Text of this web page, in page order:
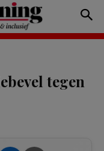
tegen